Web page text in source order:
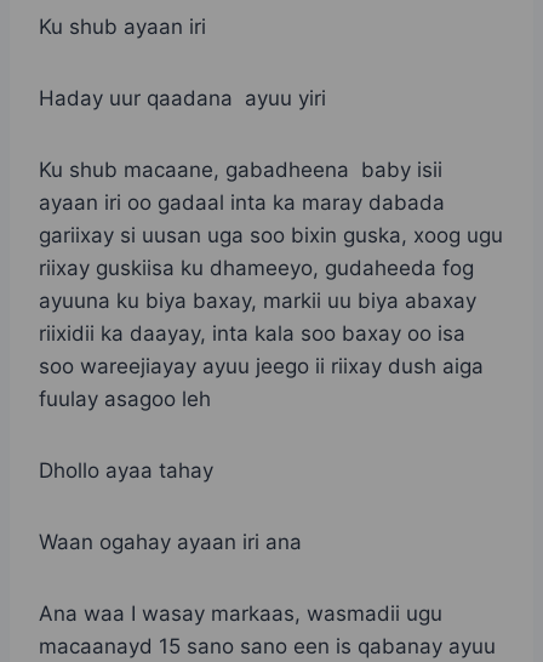
Ku shub ayaan iri
Haday uur qaadana ayuu yiri
Ku shub macaane, gabadheena baby isii
ayaan iri oo gadaal inta ka maray dabada
gariixay si uusan uga soo bixin guska, xoog ugu
riixay guskiisa ku dhameeyo, gudaheeda fog
ayuuna ku biya baxay, markii uu biya abaxay
riixidii ka daayay, inta kala soo baxay oo isa
soo wareejiayay ayuu jeego ii riixay dush aiga
fuulay asagoo leh
Dhollo ayaa tahay
Waan ogahay ayaan iri ana
Ana waa I wasay markaas, wasmadii ugu
macaanayd 15 sano sano een is qabanay ayuu